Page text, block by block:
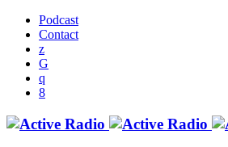
Podcast
Contact